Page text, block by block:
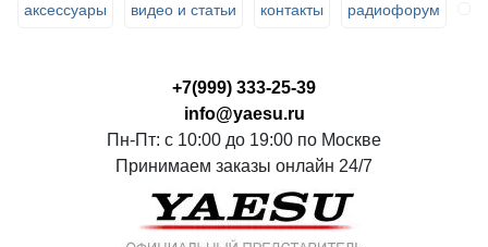
аксессуары видео и статьи контакты радиофорум
+7(999) 333-25-39
info@yaesu.ru
Пн-Пт: с 10:00 до 19:00 по Москве
Принимаем заказы онлайн 24/7